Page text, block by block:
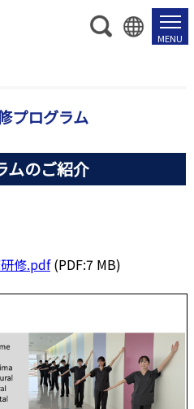
プログラム
ムのご紹介
修.pdf (PDF:7 MB)